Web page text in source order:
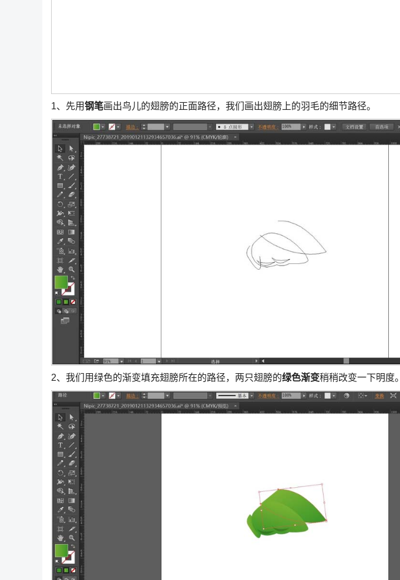
1、先用钢笔画出鸟儿的翅膀的正面路径，我们画出翅膀上的羽毛的细节路径。
2、我们用绿色的渐变填充翅膀所在的路径，两只翅膀的绿色渐变稍稍改变一下明度。